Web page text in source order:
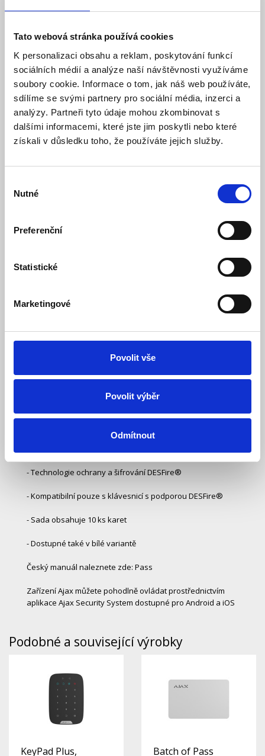
Tato webová stránka používá cookies
K personalizaci obsahu a reklam, poskytování funkcí
sociálních médií a analýze naší návštěvnosti využíváme
soubory cookie. Informace o tom, jak náš web používáte,
sdílíme se svými partnery pro sociální média, inzerci a
analýzy. Partneři tyto údaje mohou zkombinovat s
dalšími informacemi, které jste jim poskytli nebo které
získali v důsledku toho, že používáte jejich služby.
souhlasu
Nutné
Preferenční
Statistické
Marketingové
Povolit vše
Povolit výběr
Odmítnout
Dostupnost:
Na objednávku
Hlídat dostupnost
Hlídej
Sada 10 ks bezkontaktních přístupových karet, podpora až
Bezkontaktní přístupová karta pro ovládání stavu
zabezpečení objektu bez nutnosti účtu, přístupu k aplikaci
Ajax nebo znalosti hesla – stačí pouze aktivovat klávesnici
skupina budou aktivovány/deaktivovány.
- Podpora až 13 spárovaných Hubů
- Použití bez nutnosti zadávání hesla
- Technologie ochrany a šifrování DESFire®
- Kompatibilní pouze s klávesnicí s podporou DESFire®
- Sada obsahuje 10 ks karet
- Dostupné také v bílé variantě
Český manuál naleznete zde: Pass
Zařízení Ajax můžete pohodlně ovládat prostřednictvím
aplikace Ajax Security System dostupné pro Android a iOS
Podobné a související výrobky
KeyPad Plus, Batch of Pass